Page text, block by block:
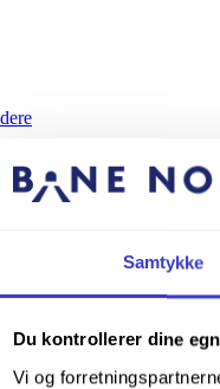
Samtykke
Du kontrollerer dine
Vi og